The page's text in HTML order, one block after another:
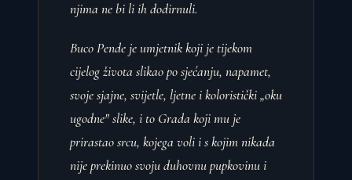
njima ne bi li ih dodirnuli.
Buco Pende je umjetnik koji je tijekom
cijelog života slikao po sjećanju, napamet,
svoje sjajne, svijetle, ljetne i koloristički „oku
ugodne" slike, i to Grada koji mu je
prirastao srcu, kojega voli i s kojim nikada
nije prekinuo svoju duhovnu pupkovinu i